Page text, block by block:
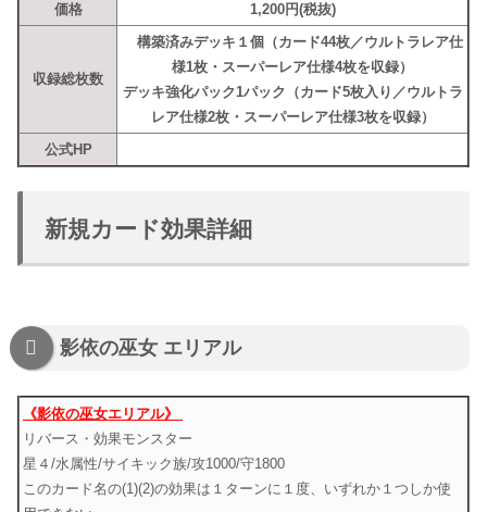
価格
1,200円(税抜)
収録総枚数
構築済みデッキ１個（カード44枚／ウルトラレア仕
様1枚・スーパーレア仕様4枚を収録）
デッキ強化パック1パック（カード5枚入り／ウルトラ
レア仕様2枚・スーパーレア仕様3枚を収録）
公式HP
新規カード効果詳細
影依の巫女 エリアル
《影依の巫女エリアル》
リバース・効果モンスター
星４/水属性/サイキック族/攻1000/守1800
このカード名の(1)(2)の効果は１ターンに１度、いずれか１つしか使